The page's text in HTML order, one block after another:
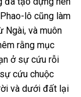
lô cũng làm
Ngài, và muôn
rằng mục
ở sự cứu rỗi
cứu chuộc
và dưới đất lại